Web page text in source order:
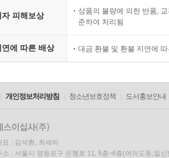
자 피해보상
상품의 불량에 의한 반품,
준하여 처리됨
연에 따른 배상 대금 환불 및 환불 지연에
개인정보처리방침 청소년보호정책 도서홍보안내
표 : 김석환, 최세라
소 : 서울시 영등포구 은행로 11, 5층~6층(여의도동,일신